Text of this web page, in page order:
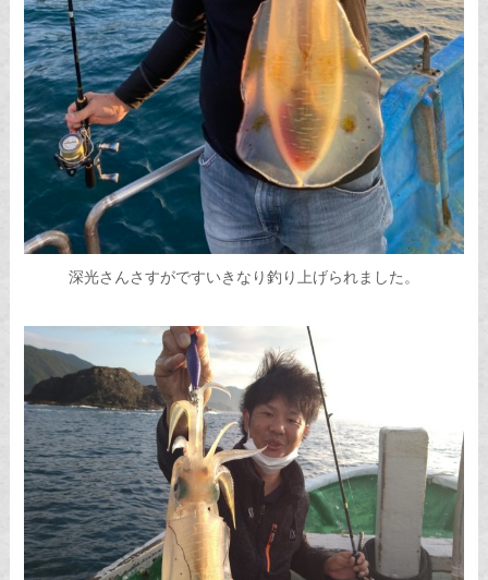
深光さんさすがですいきなり釣り上げられました。